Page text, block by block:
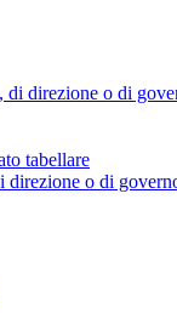
direzione o di
tabellare
direzione o di